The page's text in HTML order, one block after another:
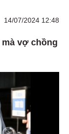
14/07/2024 12:48
vợ chồng